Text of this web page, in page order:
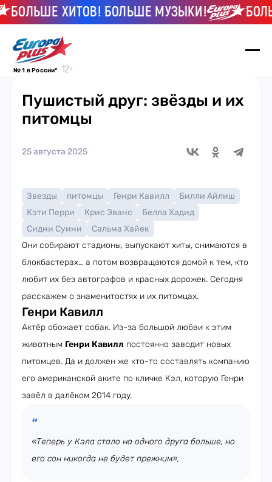
ХИТОВ! БОЛЬШЕ МУЗЫКИ!
№ 1 в России*
Пушистый друг: звёзды и их
питомцы
25 августа 2025
Звезды питомцы Генри Кавилл
Билли Айлиш
Кэти Перри
Крис Эванс
Белла Хадид
Сидни Суини
Сальма Хайек
Они собирают стадионы, выпускают хиты, снимаются в
блокбастерах… а потом возвращаются домой к тем, кто
любит их без автографов и красных дорожек. Сегодня
расскажем о знаменитостях и их питомцах.
Генри Кавилл
Актёр обожает собак. Из-за большой любви к этим
животным Генри Кавилл постоянно заводит новых
питомцев. Да и должен же кто-то составлять компанию
его американской аките по кличке Кэл, которую Генри
завёл в далёком 2014 году.
«Теперь у Кэла стало на одного друга больше, но
его сон никогда не будет прежним»,